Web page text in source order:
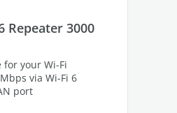
Repeater 3000
for your Wi-Fi
via Wi-Fi 6
port